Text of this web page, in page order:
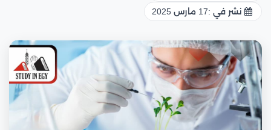
نشر في :17 مارس 2025